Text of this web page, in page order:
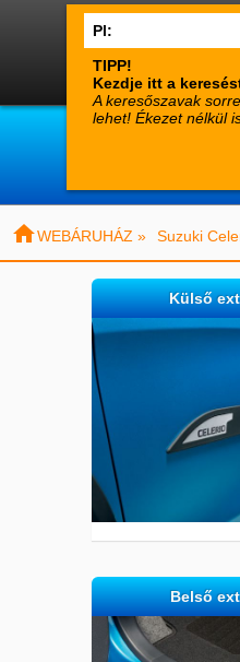
 suzuki-
Termékek
WEBÁRUHÁZ » Suzuki
Külső
Belső